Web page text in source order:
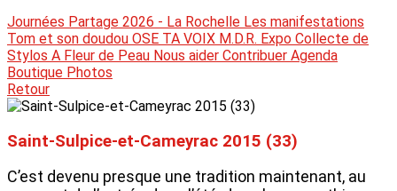
Journées Partage 2026 - La Rochelle Les manifestations
Tom et son doudou OSE TA VOIX M.D.R. Expo Collecte de
Stylos A Fleur de Peau Nous aider Contribuer Agenda
Boutique Photos
Retour
Saint-Sulpice-et-Cameyrac 2015 (33)
C’est devenu presque une tradition maintenant, au